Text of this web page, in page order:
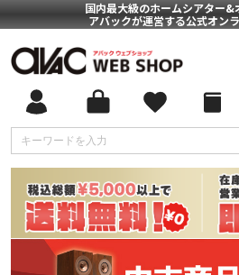
国内最大級のホームシアター&
アバックが運営する公式オン